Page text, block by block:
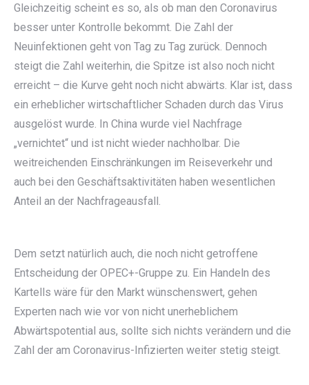
Gleichzeitig scheint es so, als ob man den Coronavirus
besser unter Kontrolle bekommt. Die Zahl der
Neuinfektionen geht von Tag zu Tag zurück. Dennoch
steigt die Zahl weiterhin, die Spitze ist also noch nicht
erreicht – die Kurve geht noch nicht abwärts. Klar ist, dass
ein erheblicher wirtschaftlicher Schaden durch das Virus
ausgelöst wurde. In China wurde viel Nachfrage
„vernichtet“ und ist nicht wieder nachholbar. Die
weitreichenden Einschränkungen im Reiseverkehr und
auch bei den Geschäftsaktivitäten haben wesentlichen
Anteil an der Nachfrageausfall.
Dem setzt natürlich auch, die noch nicht getroffene
Entscheidung der OPEC+-Gruppe zu. Ein Handeln des
Kartells wäre für den Markt wünschenswert, gehen
Experten nach wie vor von nicht unerheblichem
Abwärtspotential aus, sollte sich nichts verändern und die
Zahl der am Coronavirus-Infizierten weiter stetig steigt.